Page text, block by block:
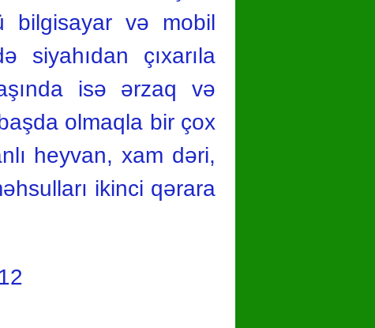
bilgisayar və mobil
çıxarıla
isə ərzaq və
olmaqla bir çox
heyvan, xam dəri,
ikinci qərara